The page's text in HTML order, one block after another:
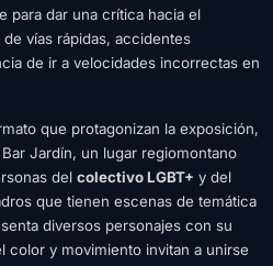
para dar una crítica hacia el
vías rápidas, accidentes
de ir a velocidades incorrectas en
que protagonizan la exposición,
Jardín, un lugar regiomontano
del colectivo LGBT+ y del
que tienen escenas de temática
diversos personajes con su
color y movimiento invitan a unirse